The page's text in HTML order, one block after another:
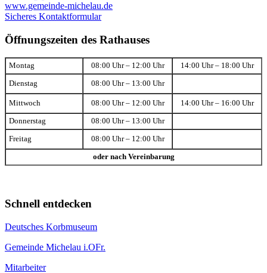
www.gemeinde-michelau.de
Sicheres Kontaktformular
Öffnungszeiten des Rathauses
Montag 08:00 Uhr – 12:00 Uhr 14:00 Uhr – 18:00 Uhr
Dienstag 08:00 Uhr – 13:00 Uhr
Mittwoch 08:00 Uhr – 12:00 Uhr 14:00 Uhr – 16:00 Uhr
Donnerstag 08:00 Uhr – 13:00 Uhr
Freitag 08:00 Uhr – 12:00 Uhr
oder nach Vereinbarung
Schnell entdecken
Deutsches Korbmuseum
Gemeinde Michelau i.OFr.
Mitarbeiter